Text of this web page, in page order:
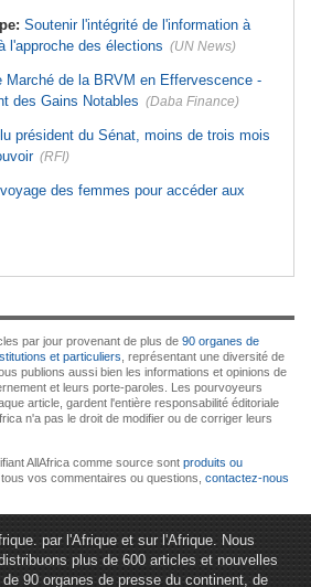
Soutenir l'intégrité de l'information à
l'approche des élections (UN News)
Marché de la BRVM en Effervescence -
des Gains Notables (Daba Finance)
président du Sénat, moins de trois mois
(RFI)
des femmes pour accéder aux
par jour provenant de plus de 90 organes de
et particuliers , représentant une diversité de
publions aussi bien les informations et opinions de
et leurs porte-paroles. Les pourvoyeurs
article, gardent l'entière responsabilité éditoriale
n'a pas le droit de modifier ou de corriger leurs
AllAfrica comme source sont produits ou
tous vos commentaires ou questions, contactez-nous
par l'Afrique et sur l'Afrique. Nous
plus de 600 articles et nouvelles
90 organes de presse du continent, de